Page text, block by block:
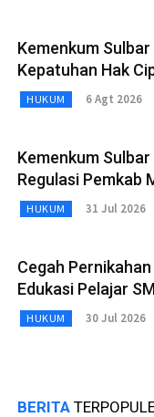
Kemenkum
Kepatuhan Hak
HUKUM 6 Agt 2026
Kemenkum
Regulasi Pemkab
HUKUM 31 Jul 2026
Cegah
Edukasi Pelajar
HUKUM 30 Jul 2026
BERITA